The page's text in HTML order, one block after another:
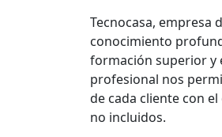
Tecnocasa, empresa
conocimiento
formación superior y
profesional nos
de cada cliente con
no incluidos.